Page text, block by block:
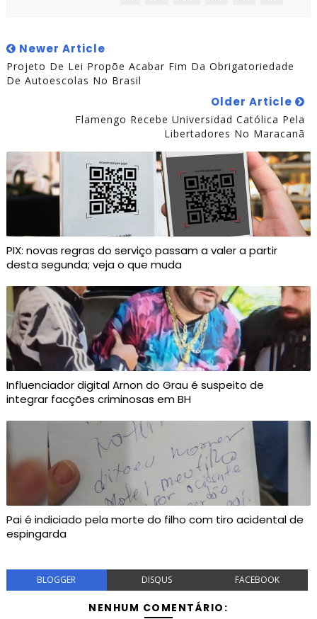
Newer Article
Projeto De Lei Propõe Acabar Fim Da Obrigatoriedade
De Autoescolas No Brasil
Older Article
Flamengo Recebe Universidad Católica Pela
Libertadores No Maracanã
PIX: novas regras do serviço passam a valer a partir
desta segunda; veja o que muda
Influenciador digital Arnon do Grau é suspeito de
integrar facções criminosas em BH
Pai é indiciado pela morte do filho com tiro acidental de
espingarda
BLOGGER DISQUS FACEBOOK
NENHUM COMENTÁRIO: